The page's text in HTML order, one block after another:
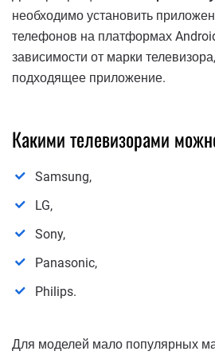
необходимо установить
телефонов на платформах
зависимости от марки
подходящее приложение.
Какими телевизорами
Samsung,
LG,
Sony,
Panasonic,
Philips.
Для моделей мало популярных